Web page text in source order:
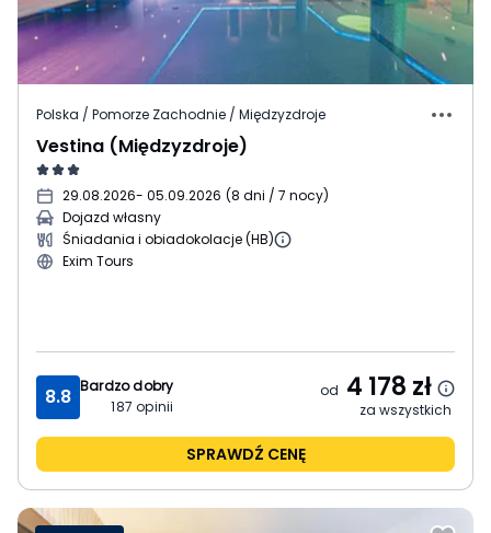
Polska / Pomorze Zachodnie / Międzyzdroje
Vestina (Międzyzdroje)
29.08.2026- 05.09.2026 (8 dni / 7 nocy)
Dojazd własny
Śniadania i obiadokolacje (HB)
Exim Tours
8.8 Bardzo dobry
187 opinii
od 4 178 zł
za wszystkich
SPRAWDŹ CENĘ